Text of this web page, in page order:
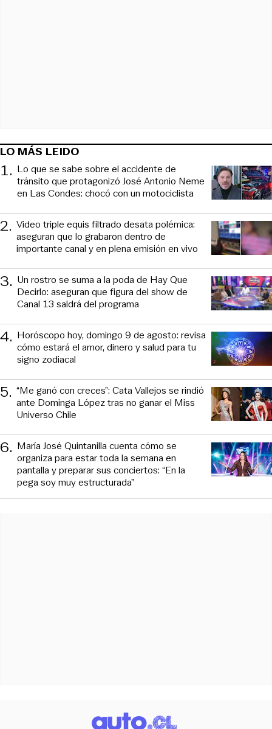
LO MÁS LEIDO
1. Lo que se sabe sobre el accidente de
tránsito que protagonizó José Antonio Neme
en Las Condes: chocó con un motociclista
2. Video triple equis filtrado desata polémica:
aseguran que lo grabaron dentro de
importante canal y en plena emisión en vivo
3. Un rostro se suma a la poda de Hay Que
Decirlo: aseguran que figura del show de
Canal 13 saldrá del programa
4. Horóscopo hoy, domingo 9 de agosto: revisa
cómo estará el amor, dinero y salud para tu
signo zodiacal
5. “Me ganó con creces”: Cata Vallejos se rindió
ante Dominga López tras no ganar el Miss
Universo Chile
6. María José Quintanilla cuenta cómo se
organiza para estar toda la semana en
pantalla y preparar sus conciertos: “En la
pega soy muy estructurada”